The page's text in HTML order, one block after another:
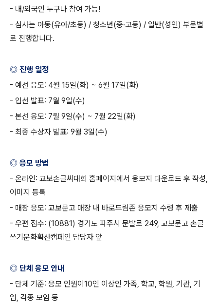
- 내/외국인 누구나 참여 가능!
- 심사는 아동(유아/초등) / 청소년(중·고등) / 일반(성인) 부문별
로 진행합니다.
◎ 진행 일정
- 예선 응모: 4월 15일(화) ~ 6월 17일(화)
- 입선 발표: 7월 9일(수)
- 본선 응모: 7월 9일(수) ~ 7월 22일(화)
- 최종 수상자 발표: 9월 3일(수)
◎ 응모 방법
- 온라인: 교보손글씨대회 홈페이지에서 응모지 다운로드 후 작성,
이미지 등록
- 매장 응모: 교보문고 매장 내 바로드림존 응모지 수령 후 제출
- 우편 접수: (10881) 경기도 파주시 문발로 249, 교보문고 손글
쓰기문화확산캠페인 담당자 앞
◎ 단체 응모 안내
- 단체 기준: 응모 인원이 10인 이상인 가족, 학교, 학원, 기관, 기
업, 각종 모임 등